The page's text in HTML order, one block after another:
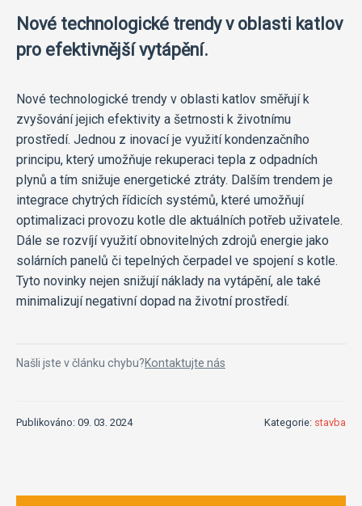
Nové technologické trendy v oblasti katlov
pro efektivnější vytápění.
Nové technologické trendy v oblasti katlov směřují k
zvyšování jejich efektivity a šetrnosti k životnímu
prostředí. Jednou z inovací je využití kondenzačního
principu, který umožňuje rekuperaci tepla z odpadních
plynů a tím snižuje energetické ztráty. Dalším trendem je
integrace chytrých řídicích systémů, které umožňují
optimalizaci provozu kotle dle aktuálních potřeb uživatele.
Dále se rozvíjí využití obnovitelných zdrojů energie jako
solárních panelů či tepelných čerpadel ve spojení s kotle.
Tyto novinky nejen snižují náklady na vytápění, ale také
minimalizují negativní dopad na životní prostředí.
Našli jste v článku chybu?Kontaktujte nás
Publikováno: 09. 03. 2024 Kategorie: stavba